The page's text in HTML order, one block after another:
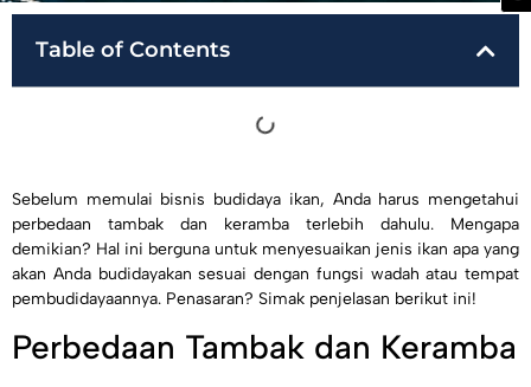
Table of Contents
Sebelum memulai bisnis budidaya ikan, Anda harus mengetahui
perbedaan tambak dan keramba terlebih dahulu. Mengapa
demikian? Hal ini berguna untuk menyesuaikan jenis ikan apa yang
akan Anda budidayakan sesuai dengan fungsi wadah atau tempat
pembudidayaannya. Penasaran? Simak penjelasan berikut ini!
Perbedaan Tambak dan Keramba